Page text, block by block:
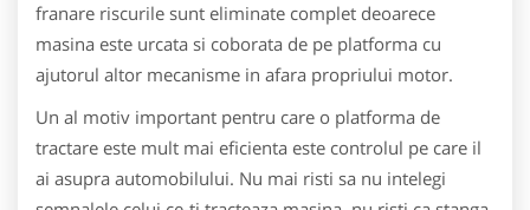
franare riscurile sunt eliminate complet deoarece
masina este urcata si coborata de pe platforma cu
ajutorul altor mecanisme in afara propriului motor.
Un al motiv important pentru care o platforma de
tractare este mult mai eficienta este controlul pe care il
ai asupra automobilului. Nu mai risti sa nu intelegi